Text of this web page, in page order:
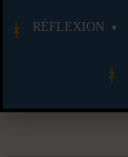
RÉFLEXION